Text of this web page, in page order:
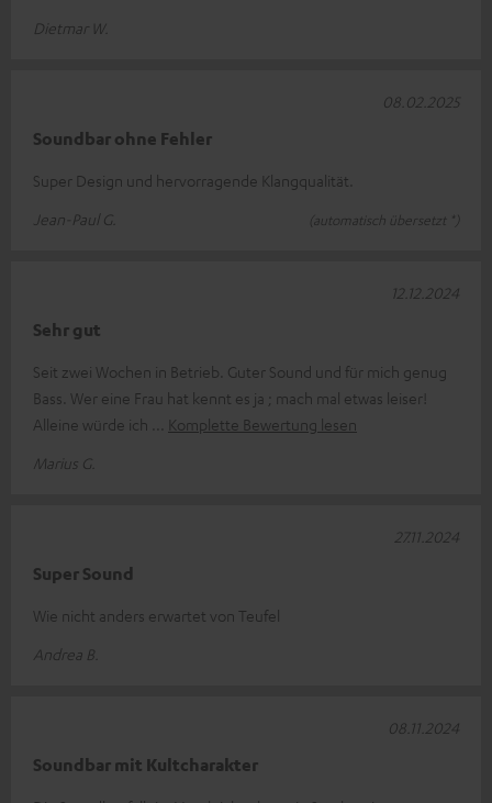
Dietmar W.
Soundbar ohne Fehler
Super Design und hervorragende Klangqualität.
Jean-Paul G.
(automatisch übersetzt *)
08.02.2025
Sehr gut
Seit zwei Wochen in Betrieb. Guter Sound und für mich genug
Bass. Wer eine Frau hat kennt es ja ; mach mal etwas leiser!
Alleine würde ich
Komplette Bewertung lesen
Marius G.
12.12.2024
Super Sound
Wie nicht anders erwartet von Teufel
Andrea B.
27.11.2024
Soundbar mit Kultcharakter
08.11.2024